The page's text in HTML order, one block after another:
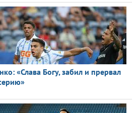
«Слава Богу, забил и прервал